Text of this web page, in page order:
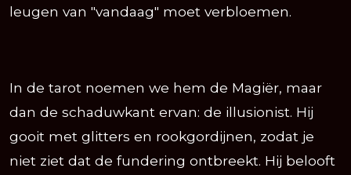
leugen van "vandaag" moet verbloemen.
In de tarot noemen we hem de Magiër, maar
dan de schaduwkant ervan: de illusionist. Hij
gooit met glitters en rookgordijnen, zodat je
niet ziet dat de fundering ontbreekt. Hij belooft